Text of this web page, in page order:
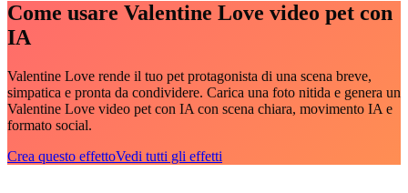
Come usare Valentine Love video pet con
IA
Valentine Love rende il tuo pet protagonista di una scena breve,
simpatica e pronta da condividere. Carica una foto nitida e genera un
Valentine Love video pet con IA con scena chiara, movimento IA e
formato social.
Crea questo effettoVedi tutti gli effetti